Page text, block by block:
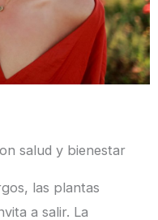
salud y bienestar
las plantas
a salir. La